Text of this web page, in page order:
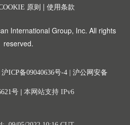
原则 | 使用条款
International Group, Inc. All rights
reserved.
沪ICP备09040636号-4| 沪公网安备
号 本网站支持 IPv6